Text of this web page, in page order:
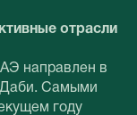
отрасли
направлен в
Даби. Самыми
году